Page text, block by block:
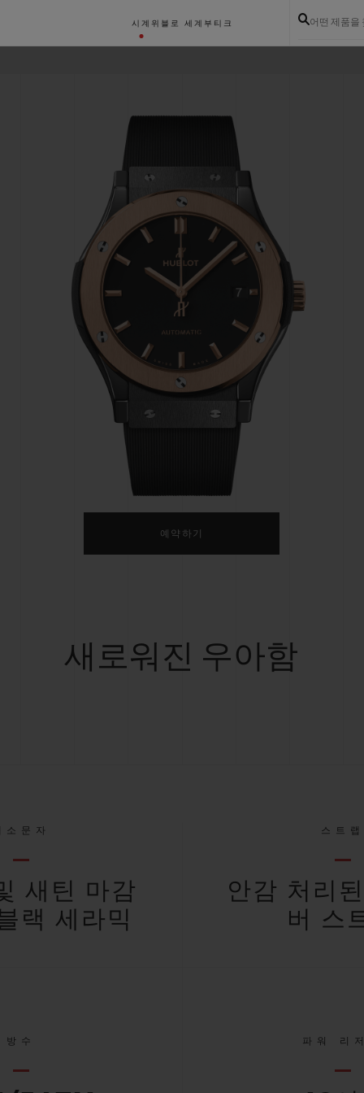
시계 위블로 세계 부티크 어떤 제품을
예약하기
새로워진 우아함
소문자
새틴 마감
랙 세라믹
스트
안감 처리
버 스
방수 파워 리
스피릿 오브 빅뱅
에센셜 토프